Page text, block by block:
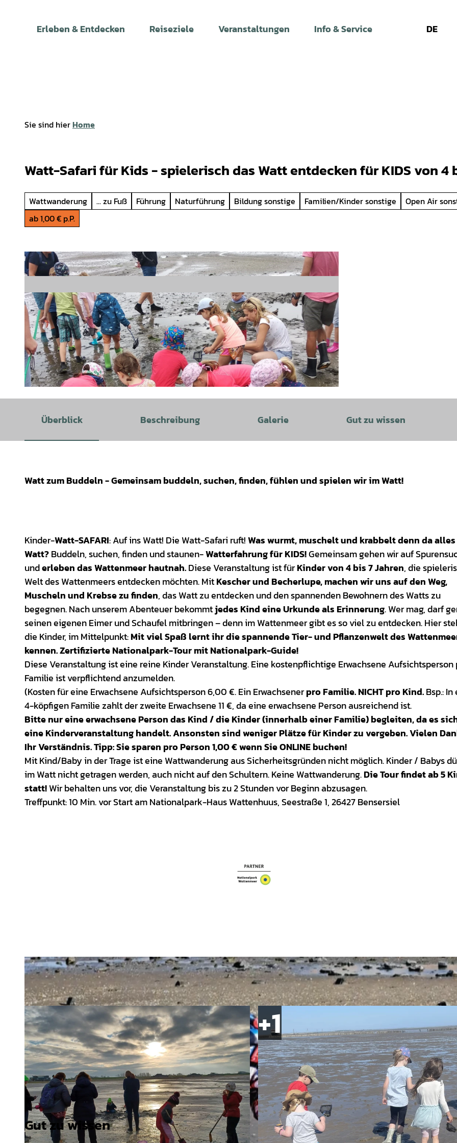
Erleben & Entdecken Reiseziele Veranstaltungen Info & Service DE
Sie sind hierHome
Watt-Safari für Kids - spielerisch das Watt entdecken für KIDS von 4
Wattwanderung ... zu Fuß Führung Naturführung Bildung sonstige Familien/Kinder sonstige Open Air
ab 1,00 € p.P.
Überblick Beschreibung Galerie Gut zu wissen
Watt zum Buddeln - Gemeinsam buddeln, suchen, finden, fühlen und spielen wir im Watt!
Kinder-Watt-SAFARI: Auf ins Watt! Die Watt-Safari ruft!Was wurmt, muschelt und krabbelt denn da
Watt?Buddeln, suchen, finden und staunen-Watterfahrung für KIDS!Gemeinsam gehen wir auf
underleben das Wattenmeer hautnah.Diese Veranstaltung ist fürKinder von 4 bis 7 Jahren, die
Welt des Wattenmeers entdecken möchten. MitKescher und Becherlupe, machen wir uns auf den Weg,
Muscheln und Krebse zu finden, das Watt zu entdecken und den spannenden Bewohnern des Watts zu
begegnen. Nach unserem Abenteuer bekommtjedes Kind eine Urkunde als Erinnerung. Wer mag, darf
seinen eigenen Eimer und Schaufel mitbringen – denn im Wattenmeer gibt es so viel zu entdecken. Hier
die Kinder, im Mittelpunkt:Mit viel Spaß lernt ihr die spannende Tier- und Pflanzenwelt des
kennen. Zertifizierte Nationalpark-Tour mit Nationalpark-Guide!
Diese Veranstaltung ist eine reine Kinder Veranstaltung. Eine kostenpflichtige Erwachsene Aufsichtsperson
Familie ist verpflichtend anzumelden.
(Kosten für eine Erwachsene Aufsichtsperson 6,00 €. Ein Erwachsenerpro Familie. NICHT pro Kind.Bsp.:
4-köpfigen Familie zahlt der zweite Erwachsene 11 €, da eine erwachsene Person ausreichend ist.
Bitte nur eine erwachsene Person das Kind / die Kinder (innerhalb einer Familie) begleiten, da es
eine Kinderveranstaltung handelt. Ansonsten sind weniger Plätze für Kinder zu vergeben. Vielen
Ihr Verständnis. Tipp: Sie sparen pro Person 1,00 € wenn Sie ONLINE buchen!
Mit Kind/Baby in der Trage ist eine Wattwanderung aus Sicherheitsgründen nicht möglich. Kinder / Babys
im Watt nicht getragen werden, auch nicht auf den Schultern. Keine Wattwanderung.Die Tour findet ab 5
statt!Wir behalten uns vor, die Veranstaltung bis zu 2 Stunden vor Beginn abzusagen.
Treffpunkt: 10 Min. vor Start am Nationalpark-Haus Wattenhuus, Seestraße 1, 26427 Bensersiel
Gut zu wissen